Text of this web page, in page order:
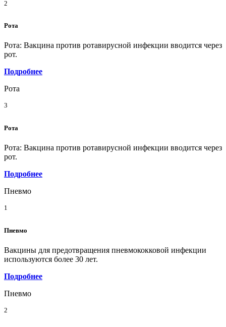
2
Рота
Рота: Вакцина против ротавирусной инфекции вводится через
рот.
Подробнее
Рота
3
Рота
Рота: Вакцина против ротавирусной инфекции вводится через
рот.
Подробнее
Пневмо
1
Пневмо
Вакцины для предотвращения пневмококковой инфекции
используются более 30 лет.
Подробнее
Пневмо
2